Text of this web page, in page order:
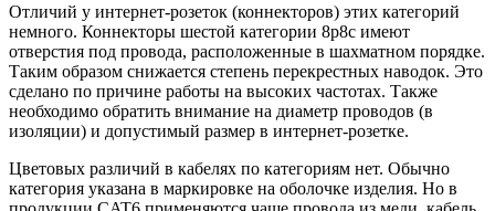
Отличий у интернет-розеток (коннекторов) этих категорий
немного. Коннекторы шестой категории 8p8c имеют
отверстия под провода, расположенные в шахматном порядке.
Таким образом снижается степень перекрестных наводок. Это
сделано по причине работы на высоких частотах. Также
необходимо обратить внимание на диаметр проводов (в
изоляции) и допустимый размер в интернет-розетке.
Цветовых различий в кабелях по категориям нет. Обычно
категория указана в маркировке на оболочке изделия. Но в